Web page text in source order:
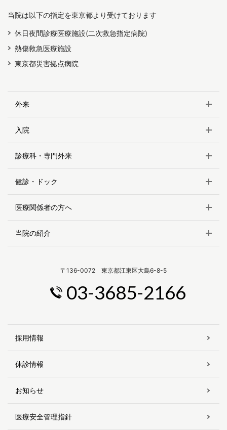
当院は以下の指定を東京都より受けております
休日夜間診療医療施設(二次救急指定病院)
熱傷救急医療施設
東京都災害拠点病院
外来
入院
診療科・専門外来
健診・ドック
医療関係者の方へ
当院の紹介
〒136-0072 東京都江東区大島6-8-5
03-3685-2166
採用情報
休診情報
お知らせ
医療安全管理指針